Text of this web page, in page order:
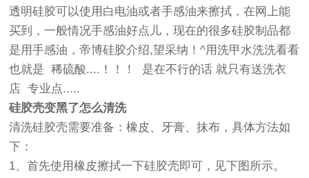
透明硅胶可以使用白电油或者手感油来擦拭，在网上能
买到，一般情况手感油好点儿，现在的很多硅胶制品都
是用手感油，帝博硅胶介绍,望采纳！^用洗甲水洗洗看看
也就是 稀硫酸....！！！ 是在不行的话 就只有送洗衣
店 专业点.....
硅胶壳变黑了怎么清洗
清洗硅胶壳需要准备：橡皮、牙膏、抹布，具体方法如
下：
1、首先使用橡皮擦拭一下硅胶壳即可，见下图所示。